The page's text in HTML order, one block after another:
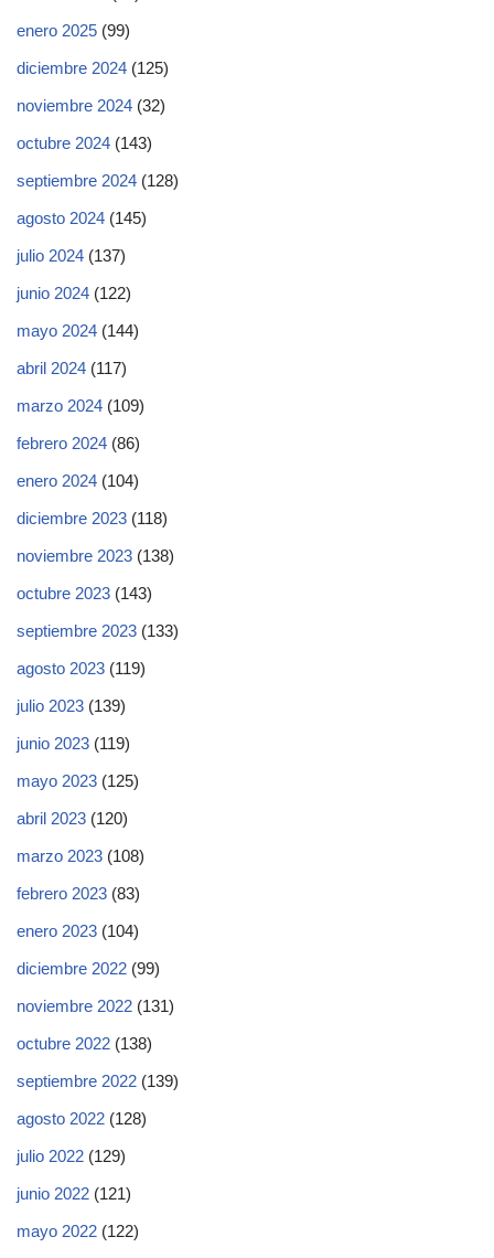
enero 2025 (99)
diciembre 2024 (125)
noviembre 2024 (32)
octubre 2024 (143)
septiembre 2024 (128)
agosto 2024 (145)
julio 2024 (137)
junio 2024 (122)
mayo 2024 (144)
abril 2024 (117)
marzo 2024 (109)
febrero 2024 (86)
enero 2024 (104)
diciembre 2023 (118)
noviembre 2023 (138)
octubre 2023 (143)
septiembre 2023 (133)
agosto 2023 (119)
julio 2023 (139)
junio 2023 (119)
mayo 2023 (125)
abril 2023 (120)
marzo 2023 (108)
febrero 2023 (83)
enero 2023 (104)
diciembre 2022 (99)
noviembre 2022 (131)
octubre 2022 (138)
septiembre 2022 (139)
agosto 2022 (128)
julio 2022 (129)
junio 2022 (121)
mayo 2022 (122)